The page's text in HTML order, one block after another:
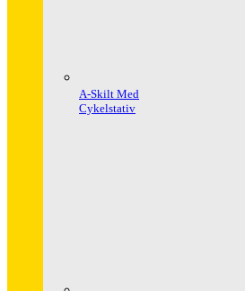
A-Skilt Med
Cykelstativ